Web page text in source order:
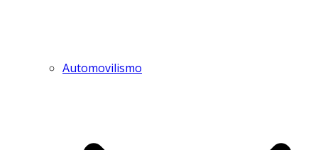
Automovilismo